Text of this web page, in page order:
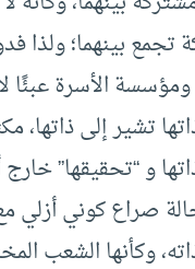
بينهما؛ ولذا
الأسرة عبئًا
تشير إلى ذاتها،
و “تحقيقها”
صراع كوني أزلي
وكأنها الشعب